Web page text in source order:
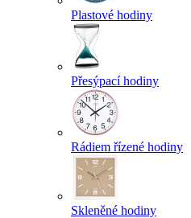
Plastové hodiny
Přesýpací hodiny
Rádiem řízené hodiny
Skleněné hodiny